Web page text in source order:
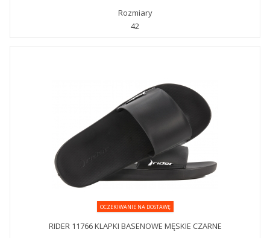
Rozmiary
42
OCZEKIWANIE NA DOSTAWĘ
RIDER 11766 KLAPKI BASENOWE MĘSKIE CZARNE